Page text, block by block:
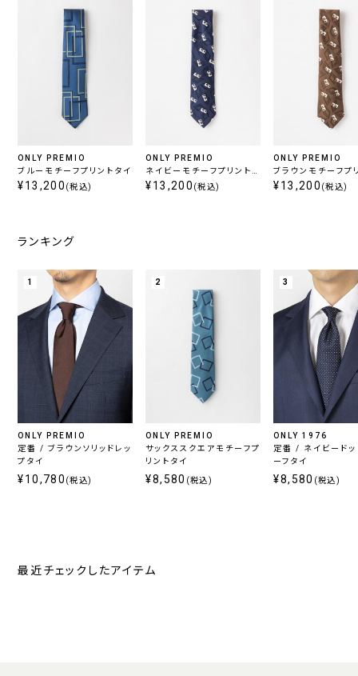
ONLY PREMIO
ブルーモチーフプリントタイ
¥13,200 (税込)
ONLY PREMIO
ネイビーモチーフプリントタ
イ
¥13,200 (税込)
ONLY PREMIO
ブラウンモチーフプ
イ
¥13,200 (税込)
ランキング
1
ONLY PREMIO
定番 / ブラウンソリッドレッ
プタイ
¥10,780 (税込)
2
ONLY PREMIO
サックススクエアモチーフプ
リントタイ
¥8,580 (税込)
3
ONLY 1976
定番 / ネイビードッ
ーフタイ
¥8,580 (税込)
最近チェックしたアイテム